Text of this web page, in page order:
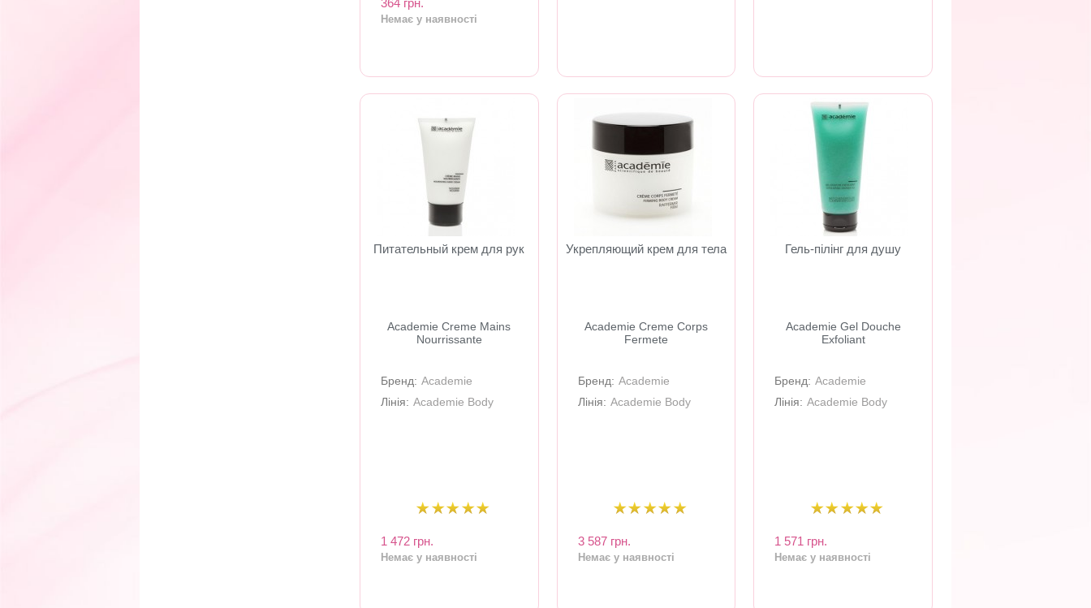
364 грн.
Немає у наявності
Питательный крем для рук
Academie Creme Mains
Nourrissante
Бренд: Academie
Лінія: Academie Body
1 472 грн.
Немає у наявності
Укрепляющий крем для тела
Academie Creme Corps
Fermete
Бренд: Academie
Лінія: Academie Body
3 587 грн.
Немає у наявності
Гель-пілінг для душу
Academie Gel Douche
Exfoliant
Бренд: Academie
Лінія: Academie Body
1 571 грн.
Немає у наявності